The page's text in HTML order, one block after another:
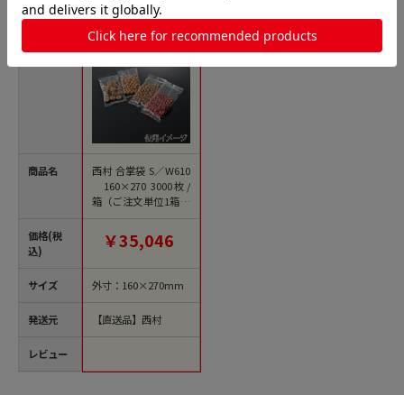
商品名
価格(税
込)
サイズ
発送元
レビュー
西村 合掌袋 S／W610
160×270 3000枚/
箱（ご注文単位1箱）
【直送品】
￥35,046
外寸：160×270mm
【直送品】西村